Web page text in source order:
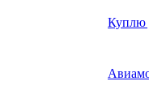
Куплю